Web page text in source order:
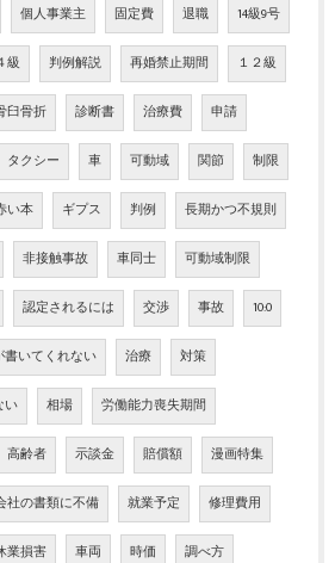
個人事業主 固定費 退職 14級9号
級 判例解説 再婚禁止期間 １２級
臼骨折 診断書 治療費 申請
タクシー 車 可動域 関節 制限
い本 ギプス 判例 長期かつ不規則
非接触事故 車同士 可動域制限
認定されるには 交渉 事故 10:0
書いてくれない 治療 対策
い 相場 労働能力喪失期間
高齢者 示談金 賠償額 漫画特集
社の書類に不備 就業予定 修理費用
業損害 車両 時価 調べ方